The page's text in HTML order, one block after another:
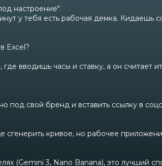
настроение".
у тебя есть рабочая демка. Кидаешь
Excel?
вводишь часы и ставку, а он считает
под свой бренд и вставить ссылку в
кривое, но рабочее
(Gemini 3, Nano Banana), это лучший